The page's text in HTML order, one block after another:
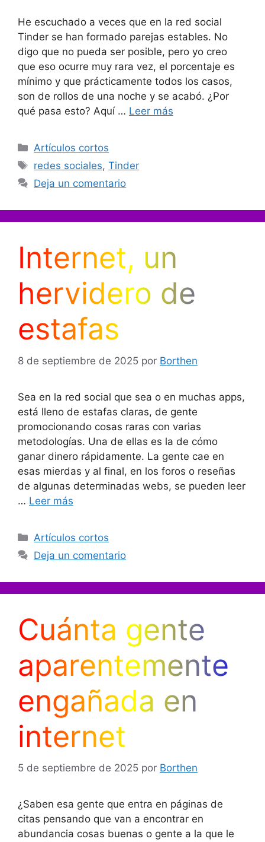
He escuchado a veces que en la red social
Tinder se han formado parejas estables. No
digo que no pueda ser posible, pero yo creo
que eso ocurre muy rara vez, el porcentaje es
mínimo y que prácticamente todos los casos,
son de rollos de una noche y se acabó. ¿Por
qué pasa esto? Aquí … Leer más
Categorías
Artículos cortos
Etiquetas
redes sociales,Tinder
Deja un comentario
Internet, un
hervidero de
estafas
8 de septiembre de 2025 por Borthen
Sea en la red social que sea o en muchas apps,
está lleno de estafas claras, de gente
promocionando cosas raras con varias
metodologías. Una de ellas es la de cómo
ganar dinero rápidamente. La gente cae en
esas mierdas y al final, en los foros o reseñas
de algunas determinadas webs, se pueden leer
… Leer más
Categorías
Artículos cortos
Deja un comentario
Cuánta gente
aparentemente
engañada en
internet
5 de septiembre de 2025 por Borthen
¿Saben esa gente que entra en páginas de
citas pensando que van a encontrar en
abundancia cosas buenas o gente a la que le